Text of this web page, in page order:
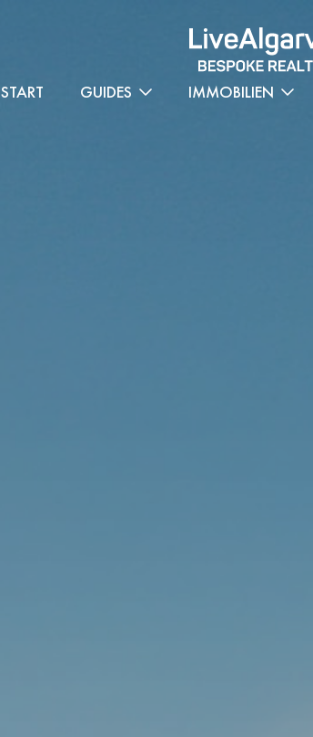
START GUIDES IMMOBILIEN